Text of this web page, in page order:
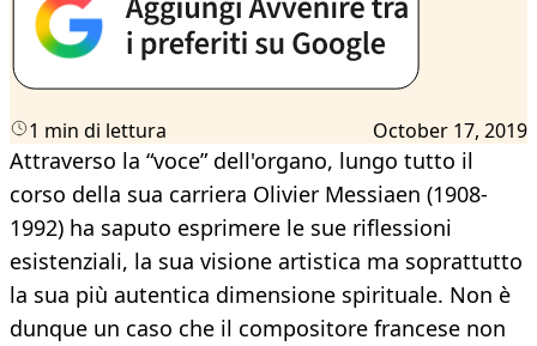
1 min di lettura October 17, 2019
Attraverso la “voce” dell'organo, lungo tutto il
corso della sua carriera Olivier Messiaen (1908-
1992) ha saputo esprimere le sue riflessioni
esistenziali, la sua visione artistica ma soprattutto
la sua più autentica dimensione spirituale. Non è
dunque un caso che il compositore francese non